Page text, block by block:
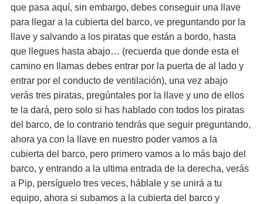
que pasa aquí, sin embargo, debes conseguir una llave
para llegar a la cubierta del barco, ve preguntando por la
llave y salvando a los piratas que están a bordo, hasta
que llegues hasta abajo… (recuerda que donde esta el
camino en llamas debes entrar por la puerta de al lado y
entrar por el conducto de ventilación), una vez abajo
verás tres piratas, pregúntales por la llave y uno de ellos
te la dará, pero solo si has hablado con todos los piratas
del barco, de lo contrario tendrás que seguir preguntando,
ahora ya con la llave en nuestro poder vamos a la
cubierta del barco, pero primero vamos a lo más bajo del
barco, y entrando a la ultima entrada de la derecha, verás
a Pip, persíguelo tres veces, háblale y se unirá a tu
equipo, ahora si subamos a la cubierta del barco y